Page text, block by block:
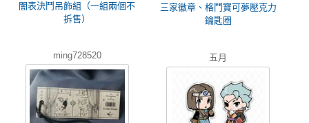
闇表決鬥吊飾組（一組兩個不
拆售）
三家徽章、格鬥寶可夢壓克力
鑰匙圈
ming728520 五月